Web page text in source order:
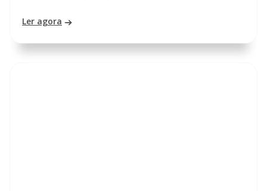
Ler agora